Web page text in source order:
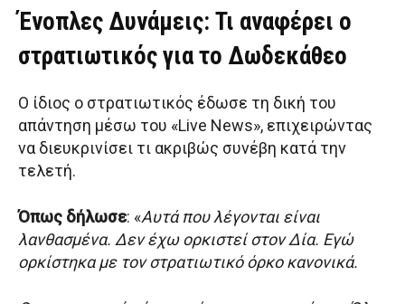
Ένοπλες Δυνάμεις: Τι αναφέρει ο
στρατιωτικός για το Δωδεκάθεο
Ο ίδιος ο στρατιωτικός έδωσε τη δική του
απάντηση μέσω του «Live News», επιχειρώντας
να διευκρινίσει τι ακριβώς συνέβη κατά την
τελετή.
Όπως δήλωσε: «Αυτά που λέγονται είναι
λανθασμένα. Δεν έχω ορκιστεί στον Δία. Εγώ
ορκίστηκα με τον στρατιωτικό όρκο κανονικά.